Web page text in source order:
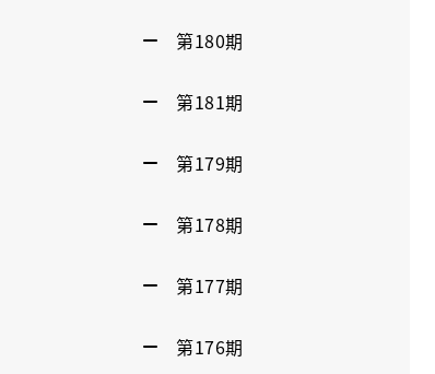
第180期
第181期
第179期
第178期
第177期
第176期